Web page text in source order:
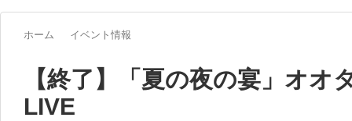
ホーム イベント情報
【終了】「夏の夜の宴」オ
LIVE